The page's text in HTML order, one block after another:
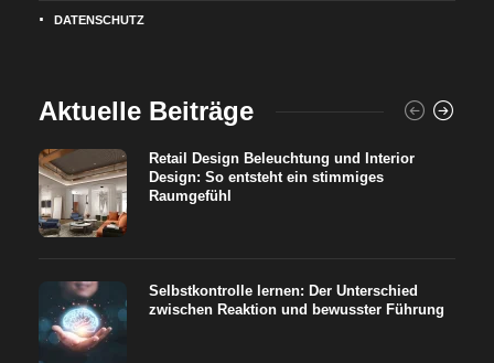
DATENSCHUTZ
Aktuelle Beiträge
Retail Design Beleuchtung und Interior
Design: So entsteht ein stimmiges
Raumgefühl
Selbstkontrolle lernen: Der Unterschied
zwischen Reaktion und bewusster Führung